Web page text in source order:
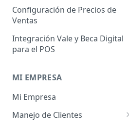
Impuestos
Inventario
Sistema
Administrador de Tablas de
Importador de Lista de Precios
Importador de Ajuste de
Inventario
Importador de Prospectos
Cobrar
Importador de Cuentas por
Pagar
Cómo eliminar usuarios
Configuración de Precios de
Ventas
Integración Vale y Beca Digital
para el POS
MI EMPRESA
Mi Empresa
Manejo de Clientes